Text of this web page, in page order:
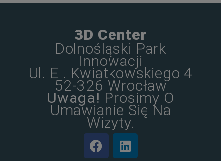
3D Center
Dolnośląski Park
Innowacji
Ul. E . Kwiatkowskiego 4
52-326 Wrocław
Uwaga! Prosimy O
Umawianie Się Na
Wizyty.